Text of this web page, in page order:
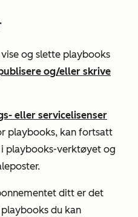
og slette playbooks
og/eller skrive
eller servicelisenser
playbooks, kan fortsatt
playbooks-verktøyet og
ditt er det
du kan